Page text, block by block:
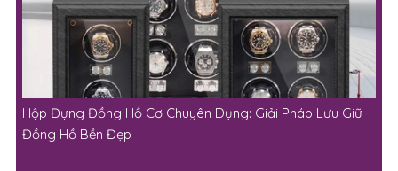
Hộp Đựng Đồng Hồ Cơ Chuyên Dụng: Giải Pháp Lưu Giữ
Đồng Hồ Bền Đẹp